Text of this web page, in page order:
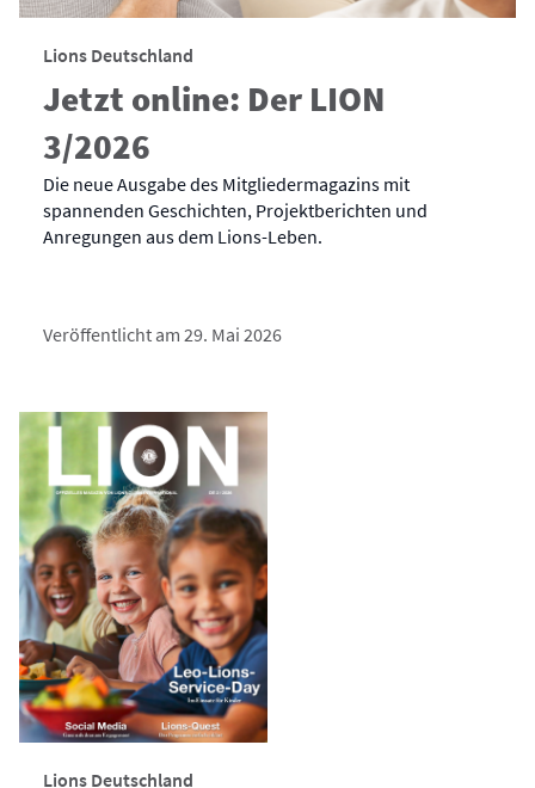
Lions Deutschland
Jetzt online: Der LION
3/2026
Die neue Ausgabe des Mitgliedermagazins mit
spannenden Geschichten, Projektberichten und
Anregungen aus dem Lions-Leben.
Veröffentlicht am 29. Mai 2026
Lions Deutschland